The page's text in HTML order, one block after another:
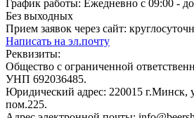
График работы: Ежедневно с 09:00 -
Без выходных
Прием заявок через сайт:
Написать на эл.почту
Реквизиты:
Общество с ограниченной
УНП 692036485​.
Юридический адрес: 220015 г.Минск,
пом.225.